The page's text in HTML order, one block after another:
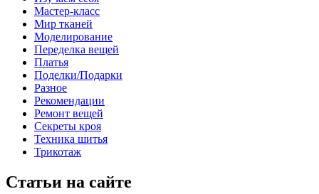
Мастер-класс
Мир тканей
Моделирование
Переделка вещей
Платья
Поделки/Подарки
Разное
Рекомендации
Ремонт вещей
Секреты кроя
Техника шитья
Трикотаж
Статьи на сайте